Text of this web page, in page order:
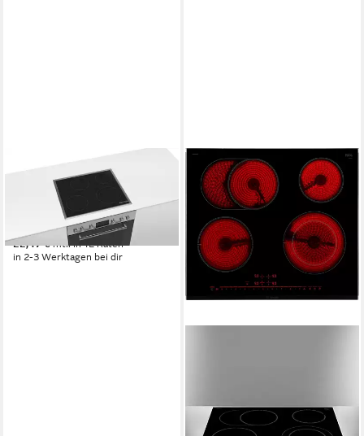
Induktions-Kochfeld
NKN64RGA2E
Edelstahlrahmen Rahmen
245,99 €
22,47 €mtl. in 12 Raten
in 2-3 Werktagen bei dir